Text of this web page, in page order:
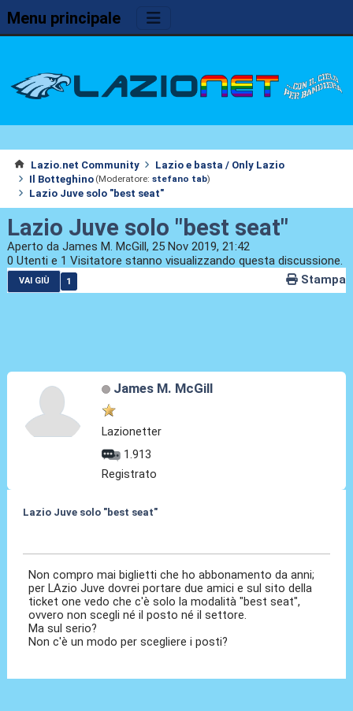
Menu principale
Lazio.net Community
Lazio e basta / Only Lazio
Il Botteghino (Moderatore: stefano tab)
Lazio Juve solo "best seat"
Lazio Juve solo "best seat"
Aperto da James M. McGill, 25 Nov 2019, 21:42
0 Utenti e 1 Visitatore stanno visualizzando questa discussione.
VAI GIÙ 1 Stampa
James M. McGill
Lazionetter
1.913
Registrato
Lazio Juve solo "best seat"
Non compro mai biglietti che ho abbonamento da anni;
per LAzio Juve dovrei portare due amici e sul sito della
ticket one vedo che c'è solo la modalità "best seat",
ovvero non scegli né il posto né il settore.
Ma sul serio?
Non c'è un modo per scegliere i posti?